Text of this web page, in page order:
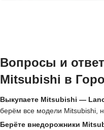
Вопросы и
Mitsubishi в
Выкупаете Mitsubishi —
берём все модели Mitsubishi,
Берёте внедорожники